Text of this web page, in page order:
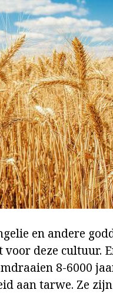
en andere
voor deze cultuur.
8-6000
aan tarwe. Ze